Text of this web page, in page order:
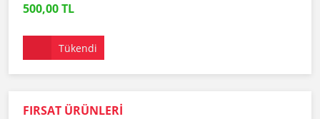
500,00 TL
Tükendi
FIRSAT ÜRÜNLERİ